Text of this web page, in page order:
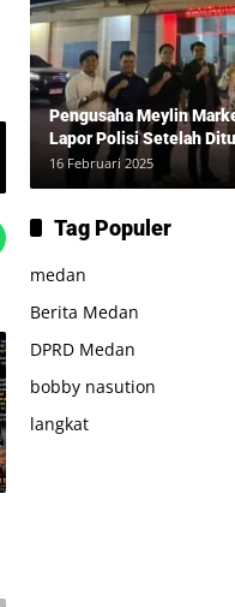
Pengusaha Meylin
Lapor Polisi Setelah
16 Februari 2025
Tag Populer
medan
Berita Medan
DPRD Medan
bobby nasution
langkat